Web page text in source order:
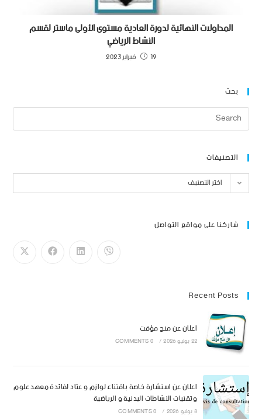
المداولات النهائية لدورة العادية مستوى الأولى ماستر لقسم
النشاط الرياضي
19 فبراير 2023
بحث
التصنيفات
اختر التصنيف
شاركنا على مواقع التواصل
Recent Posts
اعلان عن منح مؤقت
22 يوليو 2026 /
0 COMMENTS
اعلان عن استشارة خاصة باقتناء لوازم و عتاد لفائدة معهد علوم
وتقنيات النشاطات البدنية و الرياضية
8 يوليو 2026 /
0 COMMENTS